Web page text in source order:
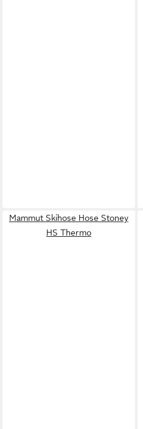
Mammut Skihose Hose Stoney
HS Thermo